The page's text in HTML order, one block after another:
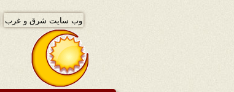
وب سایت شرق و غرب